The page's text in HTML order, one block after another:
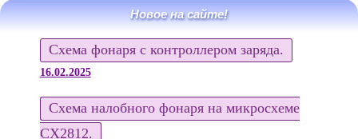
Новое на сайте!
Схема фонаря с контроллером заряда.
16.02.2025
Схема налобного фонаря на микросхеме
CX2812.